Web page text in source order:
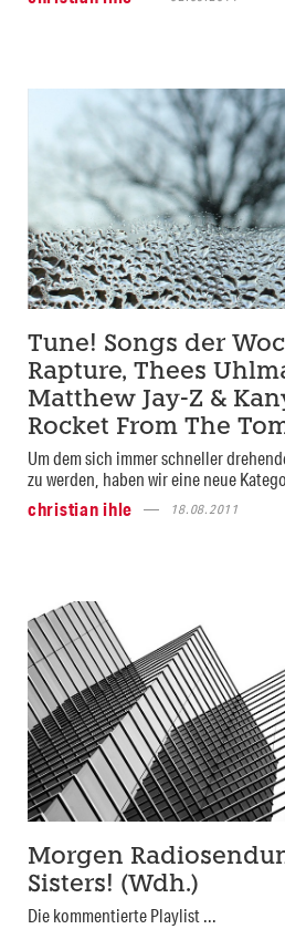
Tune! Songs der
Rapture, Thees
Matthew Jay-Z &
Rocket From The
Um dem sich immer schneller
zu werden, haben wir eine neue
christian ihle
18.08.2011
Morgen
Sisters! (Wdh.)
Die kommentierte Playlist ...